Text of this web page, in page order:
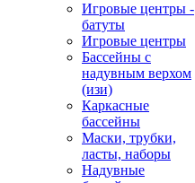
Игровые центры -
батуты
Игровые центры
Бассейны с
надувным верхом
(изи)
Каркасные
бассейны
Маски, трубки,
ласты, наборы
Надувные